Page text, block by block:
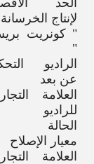
الحد
لإنتاج الخرسانة
" كونريت
"
الراديو
عن بعد
العلامة
للراديو
الحالة
معيار الإصلاح
العلامة